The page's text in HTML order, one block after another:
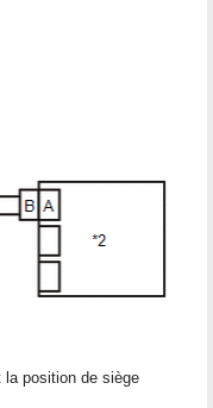
la position de siège